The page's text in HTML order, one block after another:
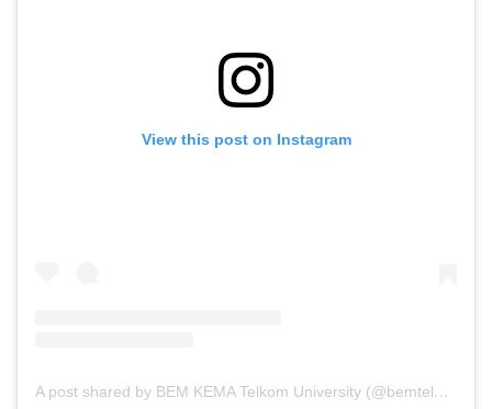
View this post on Instagram
A post shared by BEM KEMA Telkom University (@bemtelu)